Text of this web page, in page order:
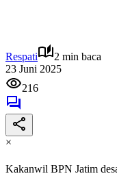
Respati
2 min baca
23 Juni 2025
216
×
Kakanwil BPN Jatim